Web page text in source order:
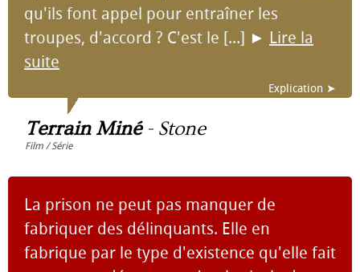
qu'ils font appel pour entraîner les
troupes, d'accord ? C'est le [...] ► Lire la
suite
Explication ➤
Terrain Miné- Stone
Film / Série
La prison ne peut pas manquer de
fabriquer des délinquants. Elle en
fabrique par le type d'existence qu'elle fait